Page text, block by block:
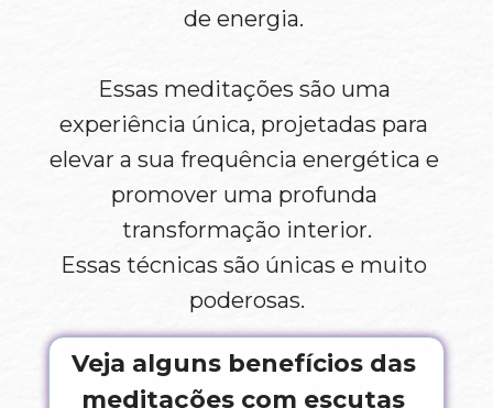
de energia.
Essas meditações são uma
experiência única, projetadas para
elevar a sua frequência energética e
promover uma profunda
transformação interior.
Essas técnicas são únicas e muito
poderosas.
Veja alguns benefícios das
meditações com escutas